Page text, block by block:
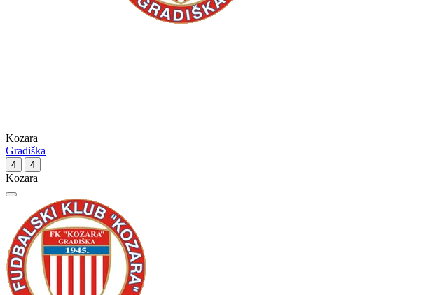
Kozara
Gradiška
4 4
Kozara